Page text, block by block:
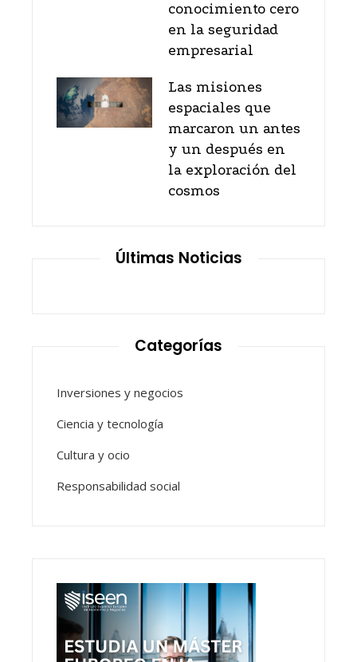
conocimiento cero
en la seguridad
empresarial
Las misiones
espaciales que
marcaron un antes
y un después en
la exploración del
cosmos
Últimas Noticias
Categorías
Inversiones y negocios
Ciencia y tecnología
Cultura y ocio
Responsabilidad social